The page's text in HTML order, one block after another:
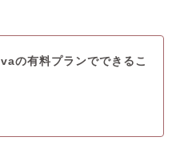
の有料プランでできるこ